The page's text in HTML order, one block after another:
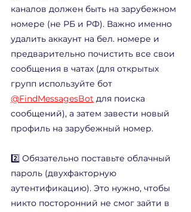
каналов должен быть на зарубежном
номере (не РБ и РФ). Важно именно
удалить аккаунт на бел. номере и
предварительно почистить все свои
сообщения в чатах (для открытых
групп используйте бот
@FindMessagesBot для поиска
сообщений), а затем завести новый
профиль на зарубежный номер.
2️⃣ Обязательно поставьте облачный
пароль (двухфакторную
аутентификацию). Это нужно, чтобы
никто посторонний не смог зайти в